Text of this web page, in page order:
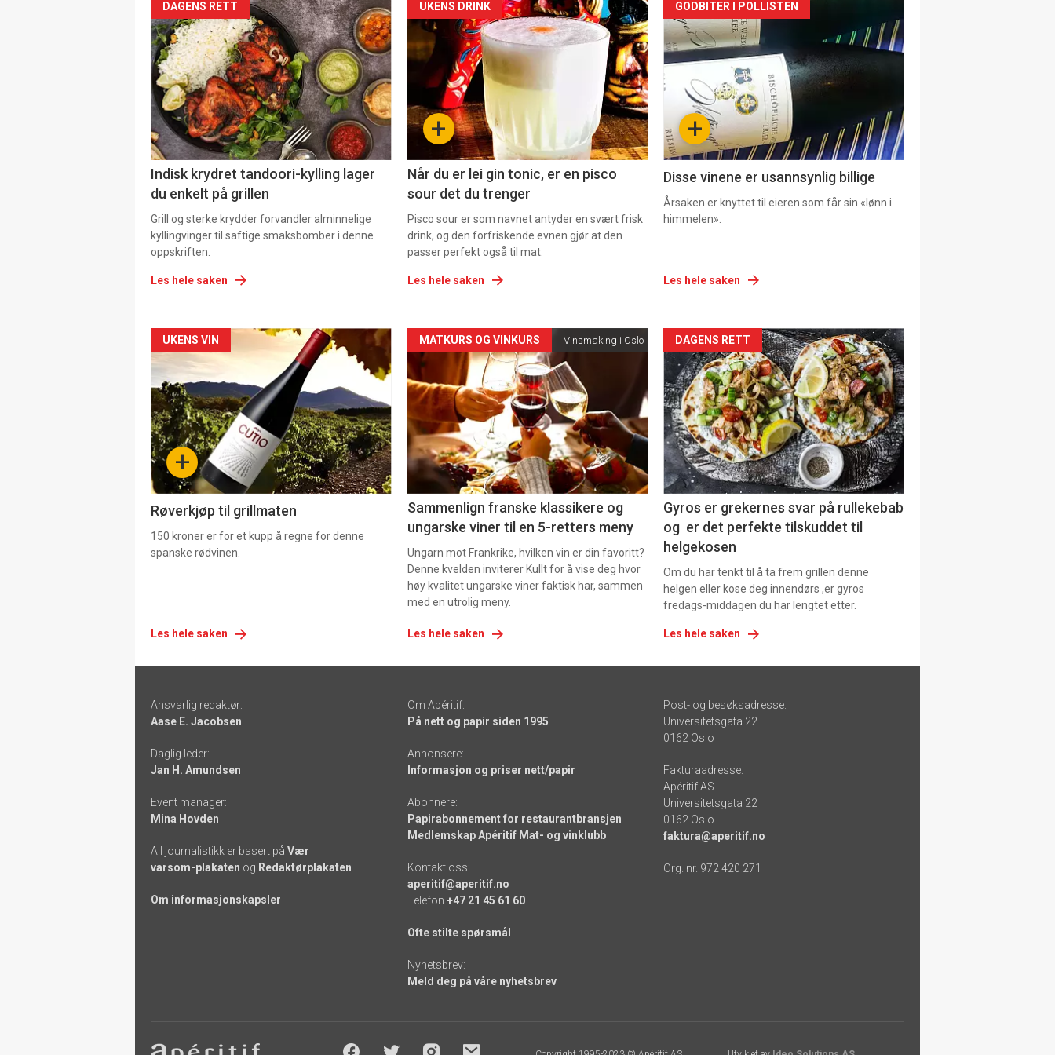
DAGENS RETT
Indisk krydret tandoori-kylling lager
du enkelt på grillen
Grill og sterke krydder forvandler alminnelige
kyllingvinger til saftige smaksbomber i denne
oppskriften.
Les hele saken
Forsiden
akkurat
nå
-
+
UKENS DRINK
Når du er lei gin tonic, er en pisco
sour det du trenger
Pisco sour er som navnet antyder en svært frisk
drink, og den forfriskende evnen gjør at den
passer perfekt også til mat.
Les hele saken
Forsiden
akkurat
nå
3 +
GODBITER I POLLISTEN
Disse vinene er usannsynlig billige
Årsaken er knyttet til eieren som får sin «lønn i
himmelen».
Les hele saken
Forsiden
akkurat
nå
-
4 +
UKENS VIN
Røverkjøp til grillmaten
150 kroner er for et kupp å regne for denne
spanske rødvinen.
Les hele saken
Forsiden
akkurat
nå
-
5
MATKURS OG VINKURS Vinsmaking i Oslo
Sammenlign franske klassikere og
ungarske viner til en 5-retters meny
Ungarn mot Frankrike, hvilken vin er din favoritt?
Denne kvelden inviterer Kullt for å vise deg hvor
høy kvalitet ungarske viner faktisk har, sammen
med en utrolig meny.
Les hele saken
Forsiden
akkurat
nå
-
6
DAGENS RETT
Gyros er grekernes svar på rullekebab
og er det perfekte tilskuddet til
helgekosen
Om du har tenkt til å ta frem grillen denne
helgen eller kose deg innendørs ,er gyros
fredags-middagen du har lengtet etter.
Les hele saken
-
links
Ansvarlig redaktør:
Aase E. Jacobsen
Daglig leder:
Jan H. Amundsen
Event manager:
Mina Hovden
All journalistikk er basert på Vær
varsom-plakaten og Redaktørplakaten
Om informasjonskapsler
Om Apéritif:
På nett og papir siden 1995
Annonsere:
Informasjon og priser nett/papir
Abonnere:
Papirabonnement for restaurantbransjen
Medlemskap Apéritif Mat- og vinklubb
Kontakt oss:
aperitif@aperitif.no
Telefon +47 21 45 61 60
Ofte stilte spørsmål
Nyhetsbrev:
Meld deg på våre nyhetsbrev
Post- og besøksadresse:
Universitetsgata 22
0162 Oslo
Fakturaadresse:
Apéritif AS
Universitetsgata 22
0162 Oslo
faktura@aperitif.no
Org. nr. 972 420 271
Footer